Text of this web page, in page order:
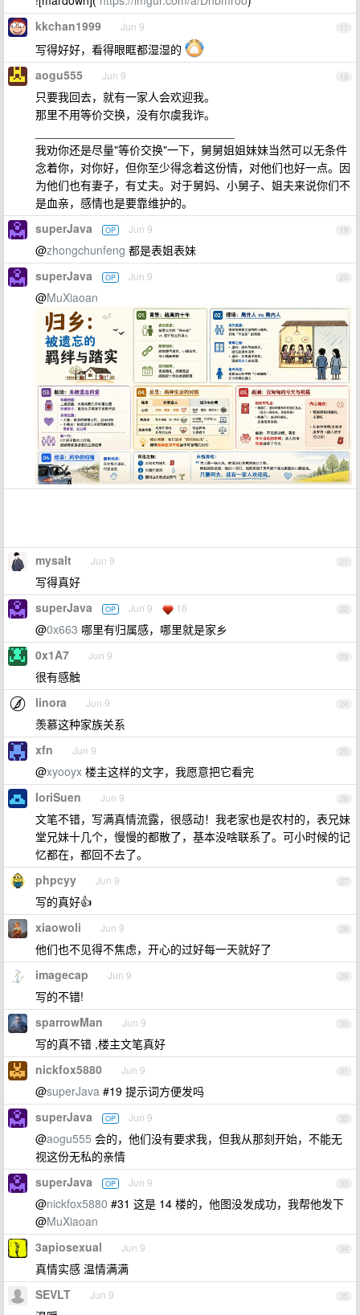
17
kkchan1999 Jun 9
写得好好，看得眼眶都湿湿的
18
aogu555 Jun 9
只要我回去，就有一家人会欢迎我。
那里不用等价交换，没有尔虞我诈。
我劝你还是尽量"等价交换"一下，舅舅姐姐妹妹当然可以无条件
念着你，对你好，但你至少得念着这份情，对他们也好一点。因
为他们也有妻子，有丈夫。对于舅妈、小舅子、姐夫来说你们不
是血亲，感情也是要靠维护的。
19
superJava OP Jun 9
@zhongchunfeng 都是表姐表妹
20
superJava OP Jun 9
@MuXiaoan
21
mysalt Jun 9
写得真好
22
superJava OP Jun 9 16
@0x663 哪里有归属感，哪里就是家乡
23
0x1A7 Jun 9
很有感触
24
linora Jun 9
羡慕这种家族关系
25
xfn Jun 9
@xyooyx 楼主这样的文字，我愿意把它看完
26
IoriSuen Jun 9
文笔不错，写满真情流露，很感动！我老家也是农村的，表兄妹
堂兄妹十几个，慢慢的都散了，基本没啥联系了。可小时候的记
忆都在，都回不去了。
27
phpcyy Jun 9
写的真好👍
28
xiaowoli Jun 9
他们也不见得不焦虑，开心的过好每一天就好了
29
imagecap Jun 9
写的不错!
30
sparrowMan Jun 9
写的真不错 ,楼主文笔真好
31
nickfox5880 Jun 9
@superJava #19 提示词方便发吗
32
superJava OP Jun 9
@aogu555 会的，他们没有要求我，但我从那刻开始，不能无
视这份无私的亲情
33
superJava OP Jun 9
@nickfox5880 #31 这是 14 楼的，他图没发成功，我帮他发下
@MuXiaoan
34
3apiosexual Jun 9
真情实感 温情满满
35
SEVLT Jun 9